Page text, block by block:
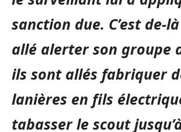
sanction due. C’est de-
allé alerter son groupe
ils sont allés fabriquer
lanières en fils
tabasser le scout